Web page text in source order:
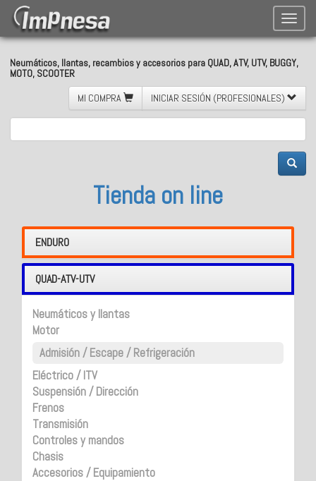
Toggle
Neumáticos, llantas, recambios y accesorios para QUAD, ATV, UTV, BUGGY,
MOTO, SCOOTER
MI COMPRA
INICIAR SESIÓN (PROFESIONALES)
Tienda on line
ENDURO
QUAD-ATV-UTV
Neumáticos y llantas
Motor
Admisión / Escape / Refrigeración
Eléctrico / ITV
Suspensión / Dirección
Frenos
Transmisión
Controles y mandos
Chasis
Accesorios / Equipamiento